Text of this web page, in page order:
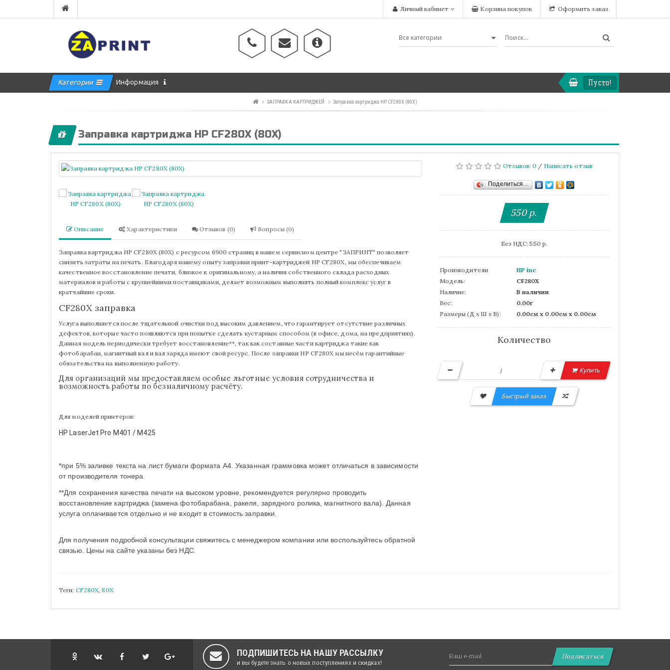
Личный кабинет Корзина покупок Оформить заказ
Категории Информация Пусто!
ЗАПРАВКА КАРТРИДЖЕЙ Заправка картриджа HP CF280X (80X)
Заправка картриджа HP CF280X (80X)
Описание Характеристики Отзывов (0) Вопросы (0)
Заправка картриджа HP CF280X (80X) с ресурсом 6900 страниц в нашем сервисном центре "ЗАПРИНТ" позволяет
снизить затраты на печать. Благодаря нашему опыту заправки принт-картриджей HP CF280X, мы обеспечиваем
качественное восстановление печати, близкое к оригинальному, а наличия собственного склада расходных
материалов и работы с крупнейшими поставщиками, делает возможным выполнять полный комплекс услуг в
кратчайшие сроки.
CF280X заправка
Услуга выполняется после тщательной очистки под высоким давлением, что гарантирует отсутствие различных
дефектов, которые часто появляются при попытке сделать кустарным способом (в офисе, дома, на предприятиях).
Данная модель периодически требует восстановление**, так как составные части картриджа такие как
фотобарабан, магнитный вал и вал заряда имеют свой ресурс. После заправки HP CF280X мы несём гарантийные
обязательства на выполненную работу.
Для организаций мы предоставляем особые льготные условия сотрудничества и
возможность работы по безналичному расчёту.
Для моделей принтеров:
HP LaserJet Pro M401 / M425
*при 5% заливке текста на лист бумаги формата А4. Указанная граммовка может отличаться в зависимости
от производителя тонера.
**Для сохранения качества печати на высоком уровне, рекомендуется регулярно проводить
восстановление картриджа (замена фотобарабана, ракеля, зарядного ролика, магнитного вала). Данная
услуга оплачивается отдельно и не входит в стоимость заправки.
Для получения подробной консультации свяжитесь с менеджером компании или воспользуйтесь обратной
связью. Цены на сайте указаны без НДС.
Отзывов: 0 / Написать отзыв
Поделиться…
550 р.
Без НДС: 550 р.
Производители
HP inc
Модель:
CF280X
Наличие:
В наличии
Вес:
0.00г
Размеры (Д x Ш x В):
0.00см x 0.00см x 0.00см
Количество
Купить
Быстрый заказ
Теги: CF280X,80X
ПОДПИШИТЕСЬ НА НАШУ РАССЫЛКУ
и вы будете знать о новых поступлениях и скидках!
Подписаться